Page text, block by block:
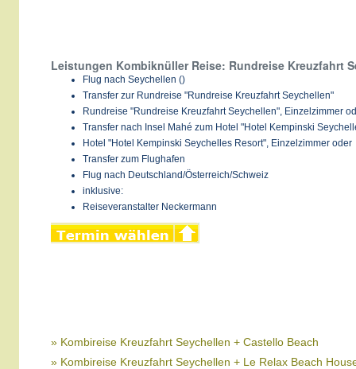
Leistungen Kombiknüller Reise: Rundreise Kreuzfahrt
Flug nach Seychellen ()
Transfer zur Rundreise "Rundreise Kreuzfahrt Seychellen"
Rundreise "Rundreise Kreuzfahrt Seychellen", Einzelzimmer
Transfer nach Insel Mahé zum Hotel "Hotel Kempinski
Hotel "Hotel Kempinski Seychelles Resort", Einzelzimmer oder
Transfer zum Flughafen
Flug nach Deutschland/Österreich/Schweiz
inklusive:
Reiseveranstalter Neckermann
» Kombireise Kreuzfahrt Seychellen + Castello Beach
» Kombireise Kreuzfahrt Seychellen + Le Relax Beach